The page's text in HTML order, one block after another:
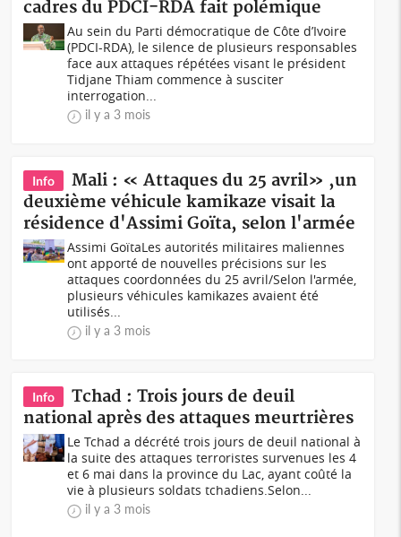
cadres du PDCI-RDA fait polémique
Au sein du Parti démocratique de Côte d’Ivoire
(PDCI-RDA), le silence de plusieurs responsables
face aux attaques répétées visant le président
Tidjane Thiam commence à susciter
interrogation...
il y a 3 mois
Info
Mali : « Attaques du 25 avril» ,un
deuxième véhicule kamikaze visait la
résidence d'Assimi Goïta, selon l'armée
Assimi GoïtaLes autorités militaires maliennes
ont apporté de nouvelles précisions sur les
attaques coordonnées du 25 avril/Selon l'armée,
plusieurs véhicules kamikazes avaient été
utilisés...
il y a 3 mois
Info
Tchad : Trois jours de deuil
national après des attaques meurtrières
Le Tchad a décrété trois jours de deuil national à
la suite des attaques terroristes survenues les 4
et 6 mai dans la province du Lac, ayant coûté la
vie à plusieurs soldats tchadiens.Selon...
il y a 3 mois